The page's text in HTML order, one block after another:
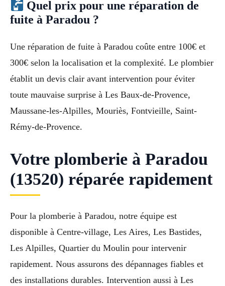
Quel prix pour une réparation de
fuite à Paradou ?
Une réparation de fuite à Paradou coûte entre 100€ et
300€ selon la localisation et la complexité. Le plombier
établit un devis clair avant intervention pour éviter
toute mauvaise surprise à Les Baux-de-Provence,
Maussane-les-Alpilles, Mouriès, Fontvieille, Saint-
Rémy-de-Provence.
Votre plomberie à Paradou
(13520) réparée rapidement
Pour la plomberie à Paradou, notre équipe est
disponible à Centre-village, Les Aires, Les Bastides,
Les Alpilles, Quartier du Moulin pour intervenir
rapidement. Nous assurons des dépannages fiables et
des installations durables. Intervention aussi à Les